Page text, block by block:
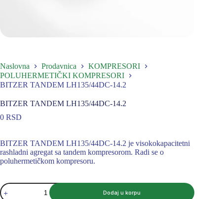
Naslovna Prodavnica
KOMPRESORI
POLUHERMETIČKI KOMPRESORI
BITZER TANDEM LH135/44DC-14.2
BITZER TANDEM LH135/44DC-14.2
0 RSD
BITZER TANDEM LH135/44DC-14.2 je visokokapacitetni
rashladni agregat sa tandem kompresorom. Radi se o
poluhermetičkom kompresoru.
BITZER
TANDEM
Dodaj u korpu